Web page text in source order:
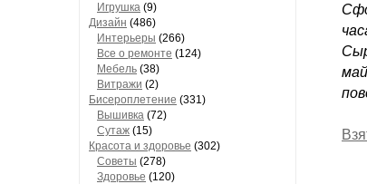
Игрушка (9)
Дизайн (486)
Интерьеры (266)
Все о ремонте (124)
Мебель (38)
Витражи (2)
Бисероплетение (331)
Вышивка (72)
Сутаж (15)
Красота и здоровье (302)
Советы (278)
Здоровье (120)